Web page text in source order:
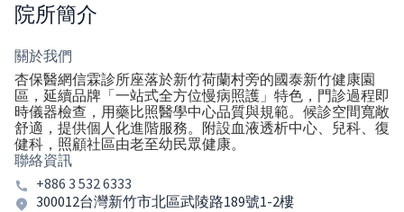
院所簡介
關於我們
杏保醫網信霖診所座落於新竹荷蘭村旁的國泰新竹健康園
區，延續品牌「一站式全方位慢病照護」特色，門診過程即
時儀器檢查，用藥比照醫學中心品質與規範。候診空間寬敞
舒適，提供個人化進階服務。附設血液透析中心、兒科、復
健科，照顧社區由老至幼民眾健康。
聯絡資訊
+886 3 532 6333
300012台灣新竹市北區武陵路189號1-2樓